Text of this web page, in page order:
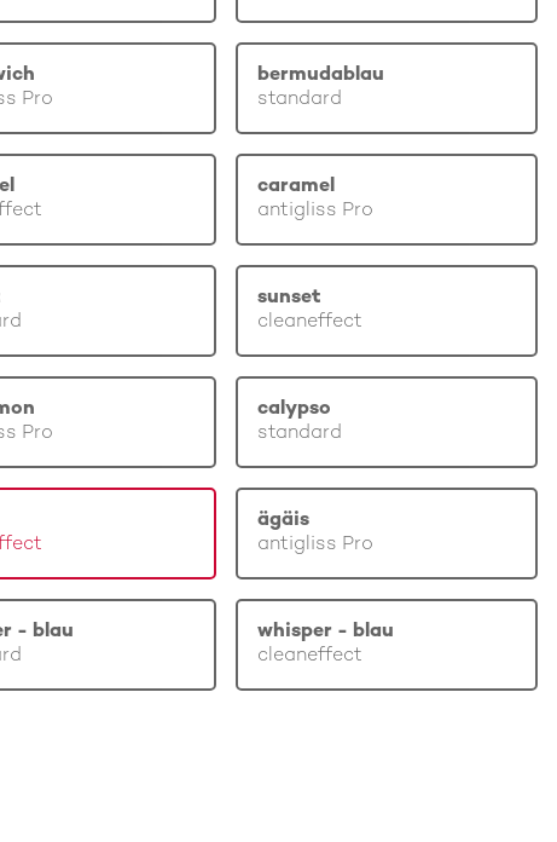
Pro
bermudablau
standard
caramel
antigliss Pro
sunset
cleaneffect
Pro
calypso
standard
ägäis
antigliss Pro
- blau
whisper - blau
cleaneffect